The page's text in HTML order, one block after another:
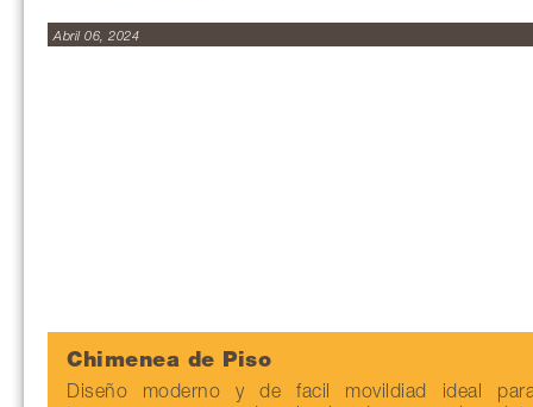
Abril 06, 2024
Chimenea de Piso
Diseño moderno y de facil movildiad ideal